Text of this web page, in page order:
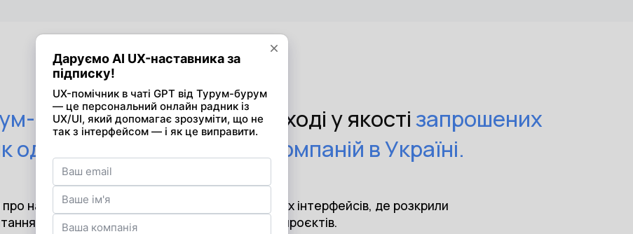
бурумбрала участь у заході у якостізапрошених
одна з найкращих UX/UI компаній в Україні.
найдієвіші методи побудови користувацьких інтерфейсів, де розкрили
взаємозв'язку UX/UI та конверсії онлайн проєктів.